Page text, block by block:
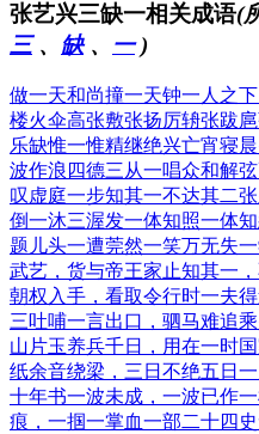
张艺兴三缺一相关成语(
三、 缺、 一)
做一天和尚撞一天钟一人之
楼火伞高张敷张扬厉辀张跋扈
乐缺惟一惟精继绝兴亡宵寝
波作浪 四德三从一唱众和解
叹 虚庭一步知其一不达其二
倒一沐三渥发一体知照一体
题儿头一遭莞然一笑万无失一
武艺，货与帝王家 止知其一
朝权入手，看取令行时一夫
三吐哺一言出口，驷马难追
山片玉养兵千日，用在一时
纸余音绕梁，三日不绝五日
十年书一波未成，一波已作
痕，一掴一掌血一部二十四